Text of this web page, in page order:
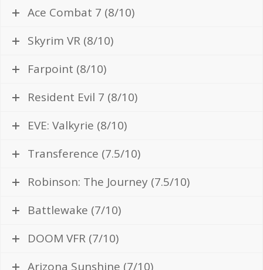
Ace Combat 7 (8/10)
Skyrim VR (8/10)
Farpoint (8/10)
Resident Evil 7 (8/10)
EVE: Valkyrie (8/10)
Transference (7.5/10)
Robinson: The Journey (7.5/10)
Battlewake (7/10)
DOOM VFR (7/10)
Arizona Sunshine (7/10)